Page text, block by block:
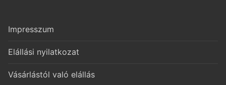
Impresszum
Elállási nyilatkozat
Vásárlástól való elállás